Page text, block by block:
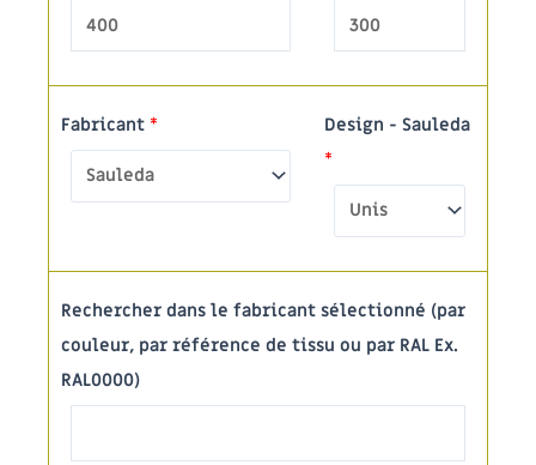
Fabricant *
Design - Sauleda
*
Rechercher dans le fabricant sélectionné (par
couleur, par référence de tissu ou par RAL Ex.
RAL0000)